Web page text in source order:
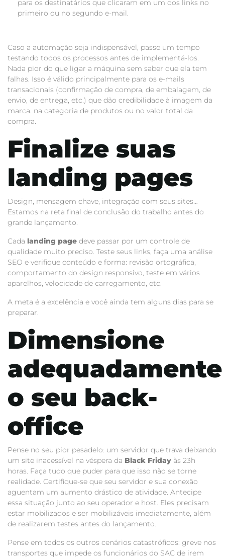
para os destinatários que clicaram em um dos links no
primeiro ou no segundo e-mail.
Caso a automação seja indispensável, passe um tempo
testando todos os processos antes de implementá-los.
Nada pior do que ligar a máquina sem saber que ela tem
falhas. Isso é válido principalmente para os e-mails
transacionais (confirmação de compra, de embalagem, de
envio, de entrega, etc.) que dão credibilidade à imagem da
marca. na categoria de produtos ou no valor total da
compra.
Finalize suas
landing pages
Design, mensagem chave, integração com seus sites…
Estamos na reta final de conclusão do trabalho antes do
grande lançamento.
Cada landing page deve passar por um controle de
qualidade muito preciso. Teste seus links, faça uma análise
SEO e verifique conteúdo e forma: revisão ortográfica,
comportamento do design responsivo, teste em vários
aparelhos, velocidade de carregamento, etc.
A meta é a excelência e você ainda tem alguns dias para se
preparar.
Dimensione
adequadamente
o seu back-
office
Pense no seu pior pesadelo: um servidor que trava deixando
um site inacessível na véspera da Black Friday às 23h
horas. Faça tudo que puder para que isso não se torne
realidade. Certifique-se que seu servidor e sua conexão
aguentam um aumento drástico de atividade. Antecipe
essa situação junto ao seu operador e host. Eles precisam
estar mobilizados e ser mobilizáveis imediatamente, além
de realizarem testes antes do lançamento.
Pense em todos os outros cenários catastróficos: greve nos
transportes que impede os funcionários do SAC de irem